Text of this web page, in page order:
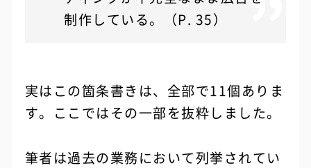
制作している。（P. 35）
実はこの箇条書きは、全部で11個ありま
す。ここではその一部を抜粋しました。
筆者は過去の業務において列挙されてい